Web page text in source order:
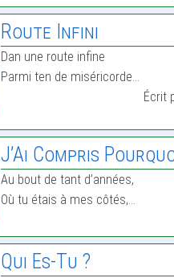
Route Infini
Dan une route infine
Parmi ten de miséricorde…
Écrit
J’Ai Compris
Au bout de tant d’années,
Où tu étais à mes côtés,…
Qui Es-Tu ?